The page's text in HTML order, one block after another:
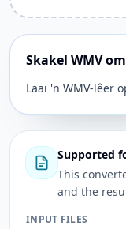
Skakel WMV
Laai 'n WMV-lêer
Supported
This
and the
INPUT FILES